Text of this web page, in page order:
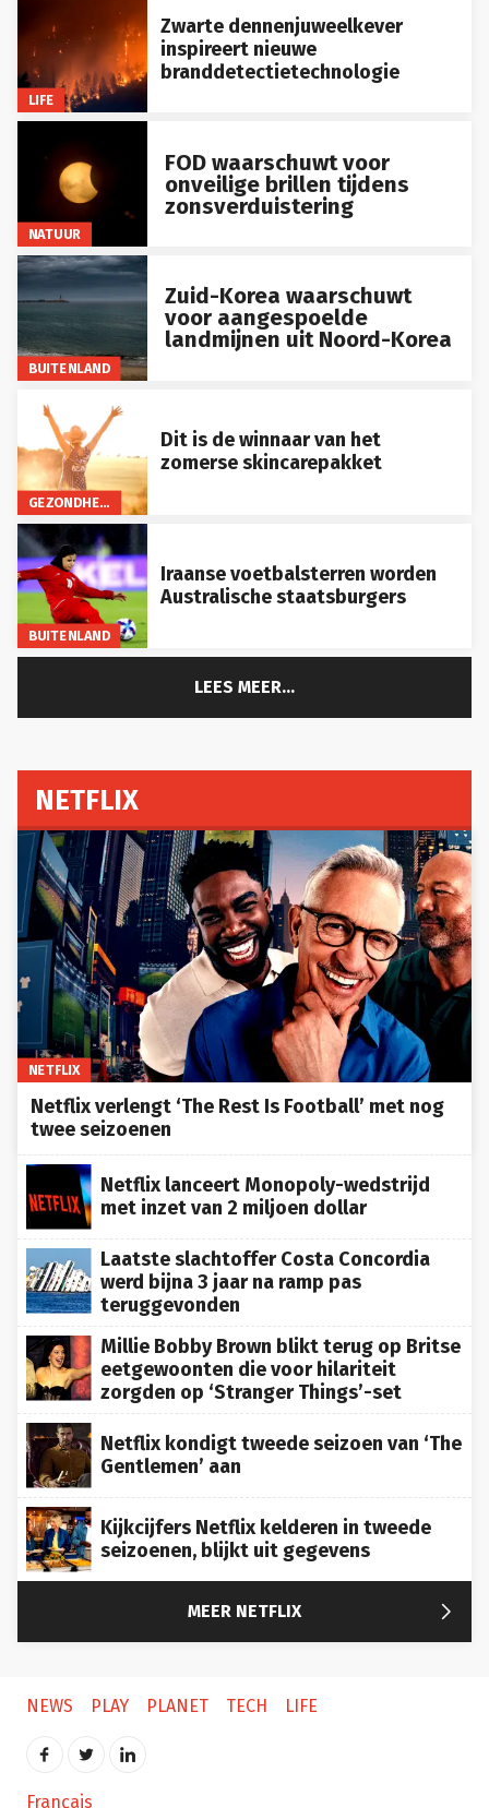
LIFE
Zwarte dennenjuweelkever
inspireert nieuwe
branddetectietechnologie
NATUUR
FOD waarschuwt voor
onveilige brillen tijdens
zonsverduistering
BUITENLAND
Zuid-Korea waarschuwt
voor aangespoelde
landmijnen uit Noord-Korea
GEZONDHEID
Dit is de winnaar van het
zomerse skincarepakket
BUITENLAND
Iraanse voetbalsterren worden
Australische staatsburgers
LEES MEER...
NETFLIX
NETFLIX
Netflix verlengt ‘The Rest Is Football’ met nog
twee seizoenen
Netflix lanceert Monopoly-wedstrijd
met inzet van 2 miljoen dollar
Laatste slachtoffer Costa Concordia
werd bijna 3 jaar na ramp pas
teruggevonden
Millie Bobby Brown blikt terug op Britse
eetgewoonten die voor hilariteit
zorgden op ‘Stranger Things’-set
Netflix kondigt tweede seizoen van ‘The
Gentlemen’ aan
Kijkcijfers Netflix kelderen in tweede
seizoenen, blijkt uit gegevens
MEER NETFLIX 
NEWS PLAY PLANET TECH LIFE
Français